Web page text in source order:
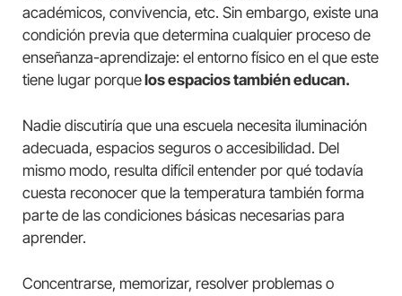
académicos, convivencia, etc. Sin embargo, existe una
condición previa que determina cualquier proceso de
enseñanza-aprendizaje: el entorno físico en el que este
tiene lugar porquelos espacios también educan.
Nadie discutiría que una escuela necesita iluminación
adecuada, espacios seguros o accesibilidad. Del
mismo modo, resulta difícil entender por qué todavía
cuesta reconocer que la temperatura también forma
parte de las condiciones básicas necesarias para
aprender.
Concentrarse, memorizar, resolver problemas o